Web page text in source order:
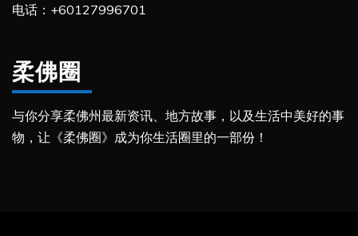
电话：+60127996701
柔佛圈
与你分享柔佛州最新资讯、地方故事，以及生活中美好的事
物，让《柔佛圈》成为你生活圈里的一部份！